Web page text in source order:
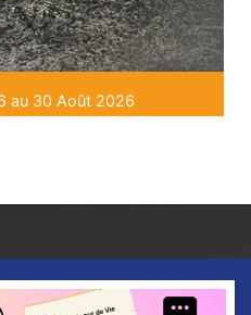
au 30 Août 2026